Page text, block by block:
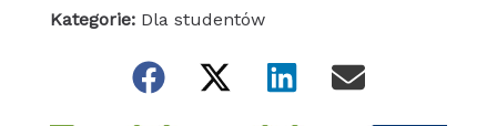
Kategorie: Dla studentów